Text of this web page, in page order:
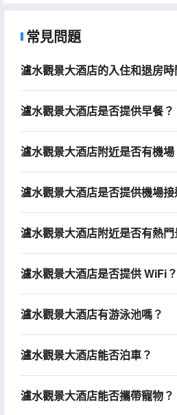
常見問題
瀘水觀景大酒店的入住和退房時
瀘水觀景大酒店是否提供早餐？
瀘水觀景大酒店附近是否有機場
瀘水觀景大酒店是否提供機場接
瀘水觀景大酒店附近是否有熱門
瀘水觀景大酒店是否提供 WiFi？
瀘水觀景大酒店有游泳池嗎？
瀘水觀景大酒店能否泊車？
瀘水觀景大酒店能否攜帶寵物？